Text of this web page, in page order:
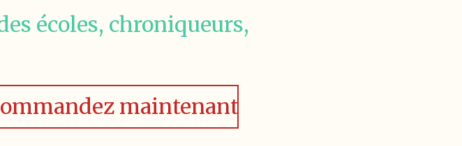
écoles, chroniqueurs,
maintenant